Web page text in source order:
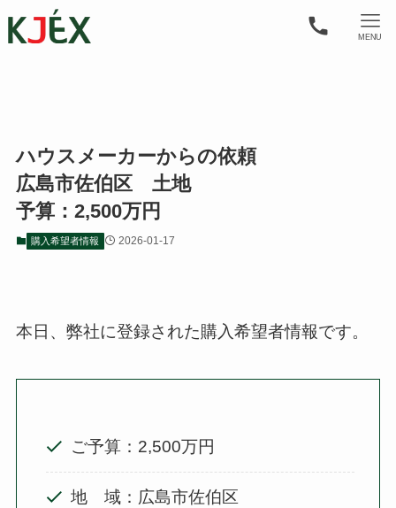
MENU
ハウスメーカーからの依頼
広島市佐伯区 土地
予算：2,500万円
購入希望者情報 2026-01-17
本日、弊社に登録された購入希望者情報です。
ご予算：2,500万円
地 域：広島市佐伯区